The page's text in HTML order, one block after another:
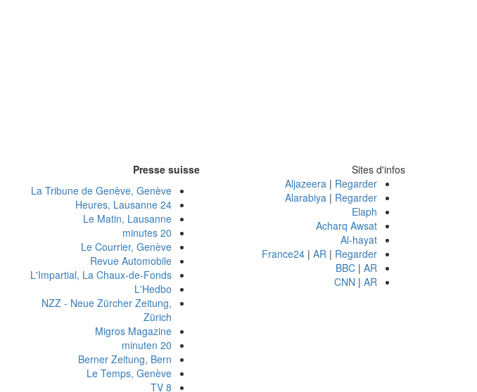
Presse suisse
La Tribune de Genève, Genève
24 Heures, Lausanne
Le Matin, Lausanne
20 minutes
Le Courrier, Genève
Revue Automobile
L'Impartial, La Chaux-de-Fonds
L'Hedbo
NZZ - Neue Zürcher Zeitung,
Zürich
Migros Magazine
20 minuten
Berner Zeitung, Bern
Le Temps, Genève
TV 8
Sites d'infos
Aljazeera | Regarder
Alarabiya | Regarder
Elaph
Acharq Awsat
Al-hayat
France24 | AR | Regarder
BBC | AR
CNN | AR